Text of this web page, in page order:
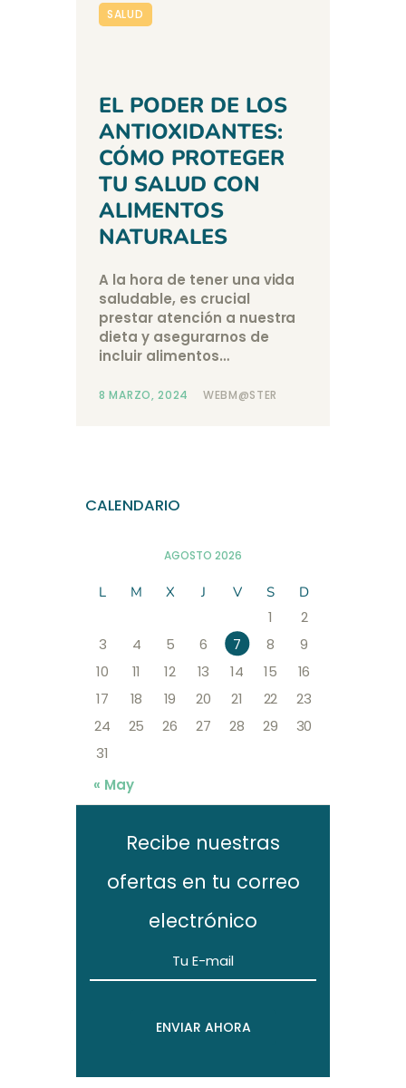
SALUD
EL PODER DE LOS
ANTIOXIDANTES:
CÓMO PROTEGER
TU SALUD CON
ALIMENTOS
NATURALES
A la hora de tener una vida
saludable, es crucial
prestar atención a nuestra
dieta y asegurarnos de
incluir alimentos…
8 MARZO, 2024 WEBM@STER
CALENDARIO
AGOSTO 2026
L M X J V S D
1
2
3
4 5 6 7 8
9
10
11 12 13 14 15
16
17
18 19 20 21 22
23
24
25 26 27 28 29
30
31
« May
Recibe nuestras
ofertas en tu correo
electrónico